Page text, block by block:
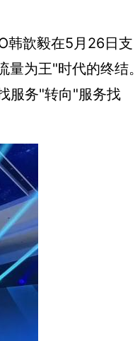
韩歆毅在5月26日支
为王"时代的终结。
服务"转向"服务找